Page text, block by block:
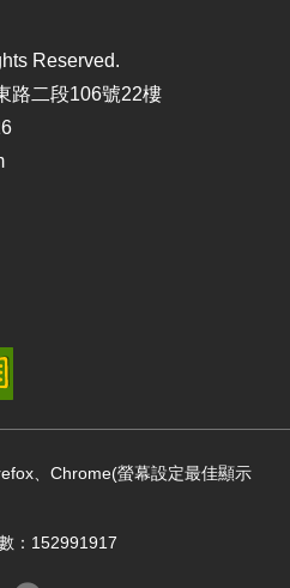
Reserved.
路二段106號22樓
、Chrome(螢幕設定最佳顯示
：152991917